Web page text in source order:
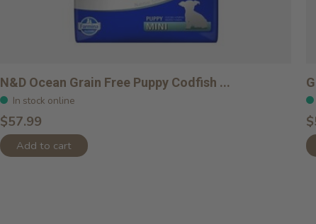
N&D Ocean Grain Free Puppy Codfish ...
In stock online
$57.99
Add to cart